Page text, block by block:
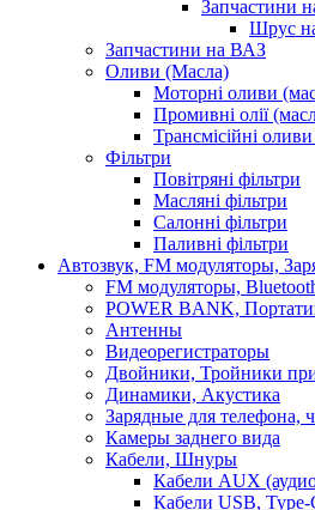
Запчастини
Шрус
Запчастини на ВАЗ
Оливи (Масла)
Моторні оливи
Промивні олії
Трансмісійні
Фільтри
Повітряні фільтри
Масляні фільтри
Салонні фільтри
Паливні фільтри
Автозвук, FM модуляторы,
FM модуляторы,
POWER BANK,
Антенны
Видеорегистраторы
Двойники, Тройники
Динамики, Акустика
Зарядные для телефона,
Камеры заднего вида
Кабели, Шнуры
Кабели AUX
Кабели USB, Type-